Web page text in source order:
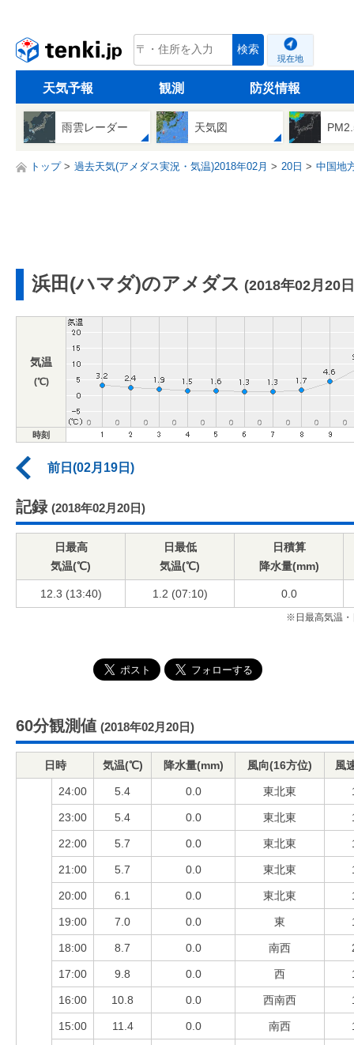
tenki.jp 検索
現在地
天気予報 観測 防災情報
雨雲レーダー 天気図
トップ 過去天気(アメダス実況・気温)2018年02月 20日 中国地
浜田(ハマダ)のアメダス (2018年02月20
気温
(℃)
時刻
前日(02月19日)
記録 (2018年02月20日)
日最高
気温(℃)
日最低
気温(℃)
日積算
降水量(mm)
12.3 (13:40) 1.2 (07:10) 0.0
※日最高気温・
60分観測値 (2018年02月20日)
日時 気温(℃) 降水量(mm) 風向(16方位) 風
24:00 5.4 0.0 東北東
23:00 5.4 0.0 東北東
22:00 5.7 0.0 東北東
21:00 5.7 0.0 東北東
20:00 6.1 0.0 東北東
19:00 7.0 0.0 東
18:00 8.7 0.0 南西
17:00 9.8 0.0 西
16:00 10.8 0.0 西南西
15:00 11.4 0.0 南西